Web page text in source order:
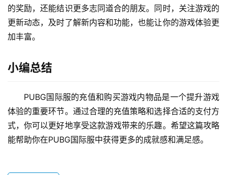
的奖励，还能结识更多志同道合的朋友。同时，关注游戏的
更新动态，及时了解新内容和功能，也能让你的游戏体验更
加丰富。
小编总结
PUBG国际服的充值和购买游戏内物品是一个提升游戏
体验的重要环节。通过合理的充值策略和选择合适的支付方
式，你可以更好地享受这款游戏带来的乐趣。希望这篇攻略
能帮助你在PUBG国际服中获得更多的成就感和满足感。